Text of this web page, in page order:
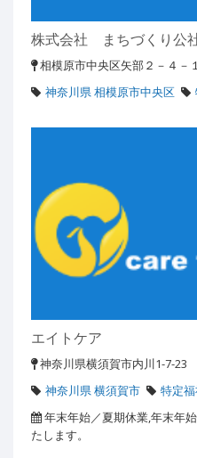
株式会社 まちづくり公
相模原市中央区矢部２－４－
神奈川県 相模原市中央区
エイトケア
神奈川県横須賀市内川1-7-23
神奈川県 横須賀市
特定
年末年始／夏期休業,年末年
たします。